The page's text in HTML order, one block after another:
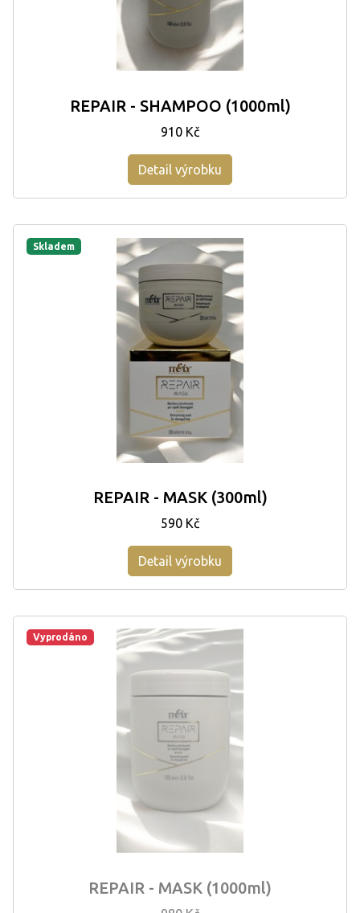
REPAIR - SHAMPOO (1000ml)
910 Kč
Detail výrobku
Skladem
REPAIR - MASK (300ml)
590 Kč
Detail výrobku
Vyprodáno
REPAIR - MASK (1000ml)